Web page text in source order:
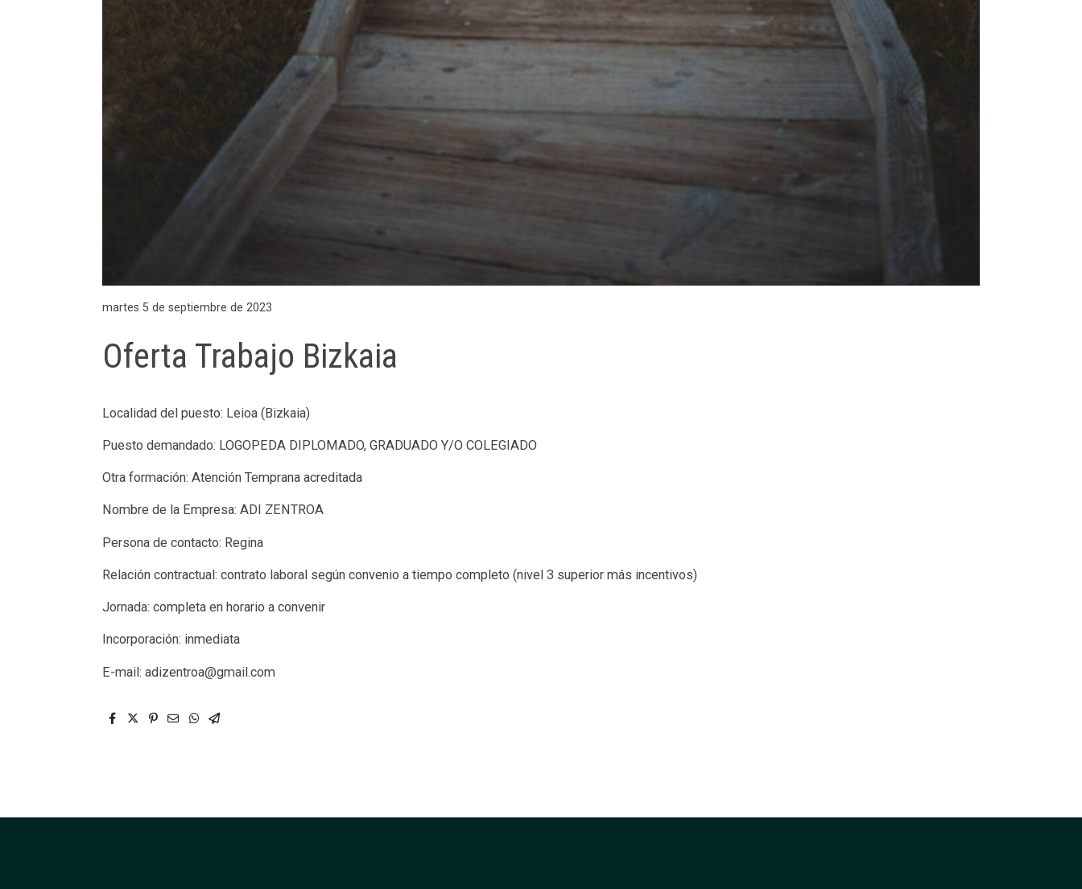
martes 5 de septiembre de 2023
Oferta Trabajo Bizkaia
Localidad del puesto: Leioa (Bizkaia)
Puesto demandado: LOGOPEDA DIPLOMADO, GRADUADO Y/O COLEGIADO
Otra formación: Atención Temprana acreditada
Nombre de la Empresa: ADI ZENTROA
Persona de contacto: Regina
Relación contractual: contrato laboral según convenio a tiempo completo (nivel 3 superior más incentivos)
Jornada: completa en horario a convenir
Incorporación: inmediata
E-mail: adizentroa@gmail.com